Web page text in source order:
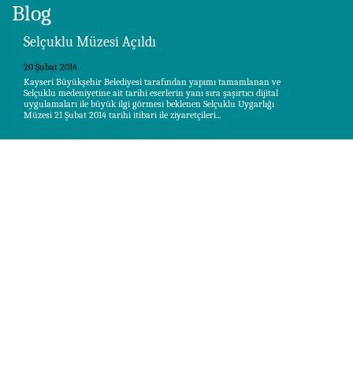
Blog
Selçuklu Müzesi Açıldı
20 Şubat 2014
Kayseri Büyükşehir Belediyesi tarafından yapımı tamamlanan ve
Selçuklu medeniyetine ait tarihi eserlerin yanı sıra şaşırtıcı dijital
uygulamaları ile büyük ilgi görmesi beklenen Selçuklu Uygarlığı
Müzesi 21 Şubat 2014 tarihi itibari ile ziyaretçileri...